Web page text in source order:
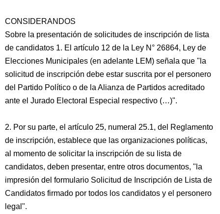
CONSIDERANDOS
Sobre la presentación de solicitudes de inscripción de lista
de candidatos 1. El artículo 12 de la Ley N° 26864, Ley de
Elecciones Municipales (en adelante LEM) señala que "la
solicitud de inscripción debe estar suscrita por el personero
del Partido Político o de la Alianza de Partidos acreditado
ante el Jurado Electoral Especial respectivo (…)".
2. Por su parte, el artículo 25, numeral 25.1, del Reglamento
de inscripción, establece que las organizaciones políticas,
al momento de solicitar la inscripción de su lista de
candidatos, deben presentar, entre otros documentos, "la
impresión del formulario Solicitud de Inscripción de Lista de
Candidatos firmado por todos los candidatos y el personero
legal".